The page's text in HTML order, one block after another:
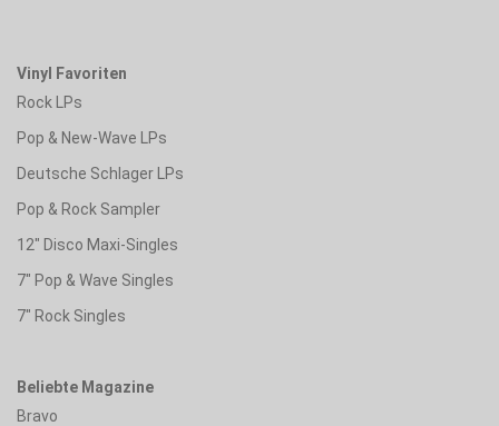
Vinyl Favoriten
Rock LPs
Pop & New-Wave LPs
Deutsche Schlager LPs
Pop & Rock Sampler
12" Disco Maxi-Singles
7" Pop & Wave Singles
7" Rock Singles
Beliebte Magazine
Bravo